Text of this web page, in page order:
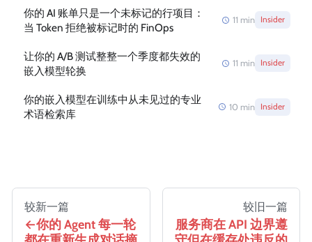
你的 AI 账单只是一个未标记的行项目：
当 Token 拒绝被标记时的 FinOps
11 min Insider
让你的 A/B 测试整整一个季度都失效的
嵌入模型轮换
11 min Insider
你的嵌入模型在训练中从未见过的专业
术语检索库
10 min Insider
较新一篇
你的 Agent 每一轮
较旧一篇
服务商在 API 边界遵